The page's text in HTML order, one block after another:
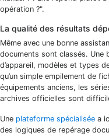
opération ?".
La qualité des résultats
Même avec une bonne
documents sont classés. Une
d’appareil, modèles et types
qu’un simple empilement de
équipements anciens, les
archives officielles sont
Une plateforme spécialisée a
des logiques de repérage